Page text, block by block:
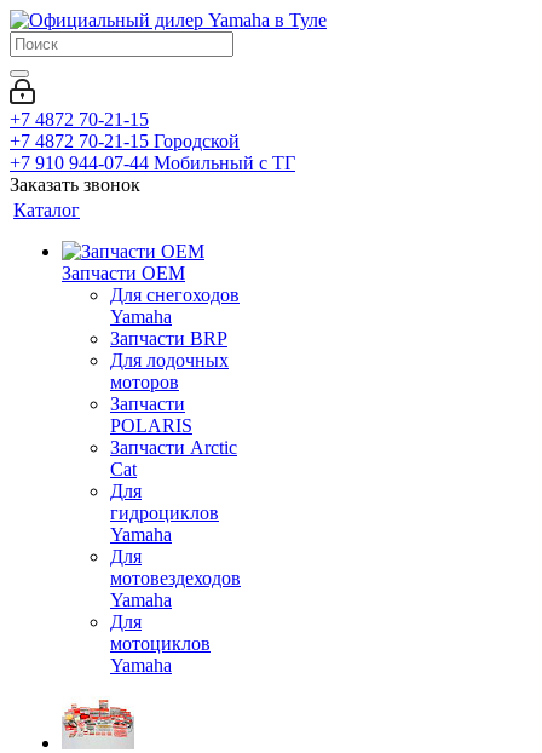
+7 4872 70-21-15
+7 4872 70-21-15 Городской
+7 910 944-07-44 Мобильный с ТГ
Заказать звонок
Каталог
Запчасти OEM
Для снегоходов
Yamaha
Запчасти BRP
Для лодочных
моторов
Запчасти
POLARIS
Запчасти Arctic
Cat
Для
гидроциклов
Yamaha
Для
мотовездеходов
Yamaha
Для
мотоциклов
Yamaha